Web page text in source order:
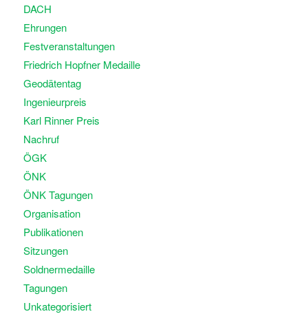
DACH
Ehrungen
Festveranstaltungen
Friedrich Hopfner Medaille
Geodätentag
Ingenieurpreis
Karl Rinner Preis
Nachruf
ÖGK
ÖNK
ÖNK Tagungen
Organisation
Publikationen
Sitzungen
Soldnermedaille
Tagungen
Unkategorisiert